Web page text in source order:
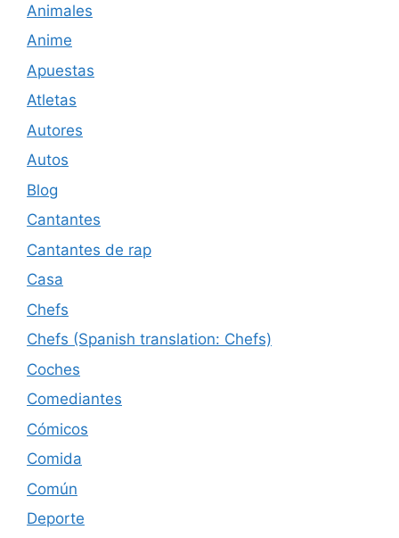
Animales
Anime
Apuestas
Atletas
Autores
Autos
Blog
Cantantes
Cantantes de rap
Casa
Chefs
Chefs (Spanish translation: Chefs)
Coches
Comediantes
Cómicos
Comida
Común
Deporte